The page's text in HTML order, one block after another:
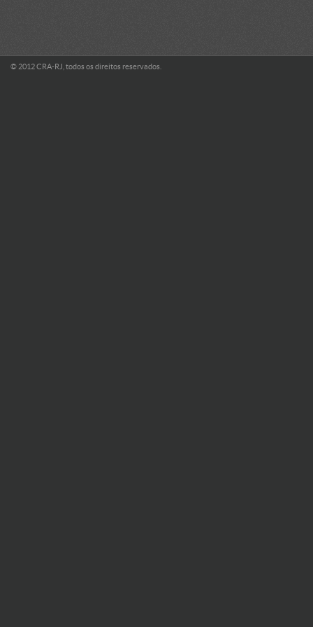
© 2012 CRA-RJ, todos os direitos reservados.